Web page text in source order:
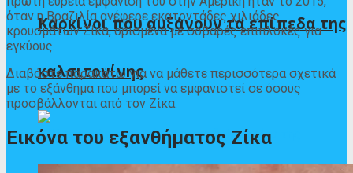
Καρκίνοι που αυξάνουν τα επίπεδα της
καλσιτονίνης
όταν η Βραζιλία ανέφερε εκατοντάδες χιλιάδες
κρουσμάτων Ζίκα, ορισμένα με σοβαρές επιπλοκές για
εγκύους.
Διαβάστε παρακάτω για να μάθετε περισσότερα σχετικά
με το εξάνθημα που μπορεί να εμφανιστεί σε όσους
προσβάλλονται από τον Ζίκα.
Εικόνα του εξανθήματος Ζίκα